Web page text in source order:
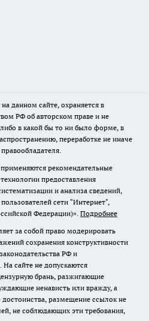
данном сайте, охраняется в
РФ об авторском праве и не
в какой бы то ни было форме, в
переработке не иначе
рекомендательные
предоставления
и анализа сведений,
сети "Интернет",
Федерации)». Подробнее
за собой право модерировать
сохранения конструктивности
РФ и
сайте не допускаются
брань, разжигающие
ненависть или вражду, а
размещение ссылок не
не соблюдающих эти требования,